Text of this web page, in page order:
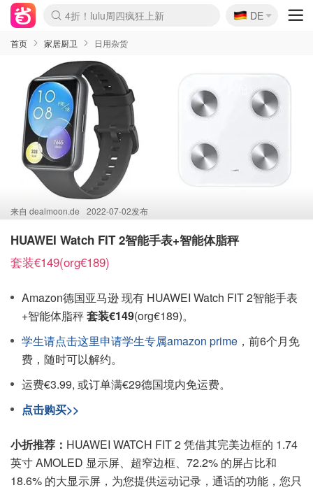
Boticinal 夏促开抢！
4折！lulu周四疯狂上新
还没结束！&OtherStories大促
Joybuy变相75折 随时失效
速领！Stanley独家85折
疑似霸哥！Camper额外叠85折
Zalando 奥莱闪促！每日更新
Moncler反季囤！5折起+叠9折
Coach Brooklyn仅€192
🇩🇪
DE
首页 家居厨卫 日用杂货
来自 dealmoon.de 2022-07-02发布
HUAWEI Watch FIT 2智能手表+智能体脂秤
套装€149(org€189)
Amazon德国亚马逊 现有 HUAWEI Watch FIT 2智能手表
+智能体脂秤套装€149(org€189)。
学生请点击这里申请学生专属amazon prime ，前6个月免
费，随时可以解约。
运费€3.99, 或订单满€29德国境内免运费。
点击购买>>
小折推荐： HUAWEI WATCH FIT 2 凭借其完美边框的 1.74
英寸 AMOLED 显示屏、超窄边框、72.2% 的屏占比和
18.6% 的大显示屏，为您提供运动记录，通话的功能，您只